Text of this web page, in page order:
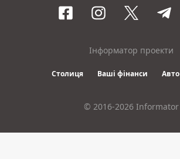
Інформатор проекти
Столиця Ваші фінанси Авто
© 2016-2026 Informator